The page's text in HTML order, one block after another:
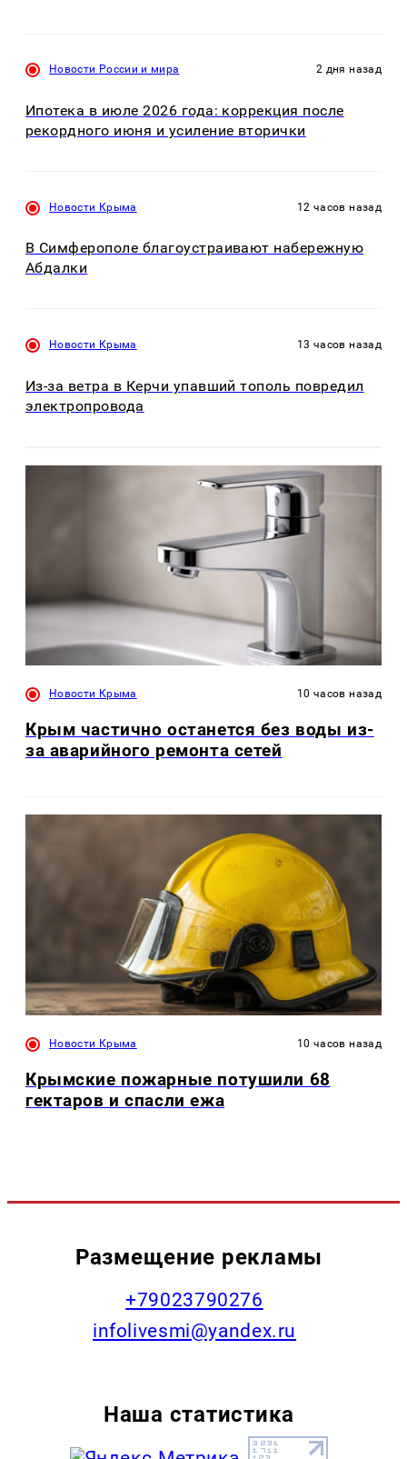
Новости России и мира 2 дня назад
Ипотека в июле 2026 года: коррекция после
рекордного июня и усиление вторички
Новости Крыма 12 часов назад
В Симферополе благоустраивают набережную
Абдалки
Новости Крыма 13 часов назад
Из-за ветра в Керчи упавший тополь повредил
электропровода
Новости Крыма 10 часов назад
Крым частично останется без воды из-
за аварийного ремонта сетей
Новости Крыма 10 часов назад
Крымские пожарные потушили 68
гектаров и спасли ежа
Размещение рекламы
+79023790276
infolivesmi@yandex.ru
Наша статистика